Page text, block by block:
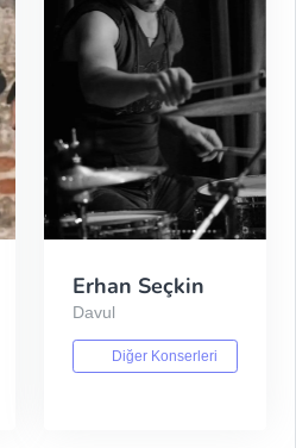
Erhan Seçkin
Davul
Diğer Konserleri